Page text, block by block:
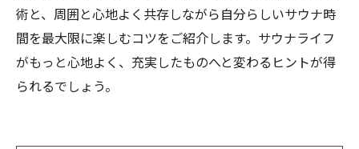
術と、周囲と心地よく共存しながら自分らしいサウナ時
間を最大限に楽しむコツをご紹介します。サウナライフ
がもっと心地よく、充実したものへと変わるヒントが得
られるでしょう。